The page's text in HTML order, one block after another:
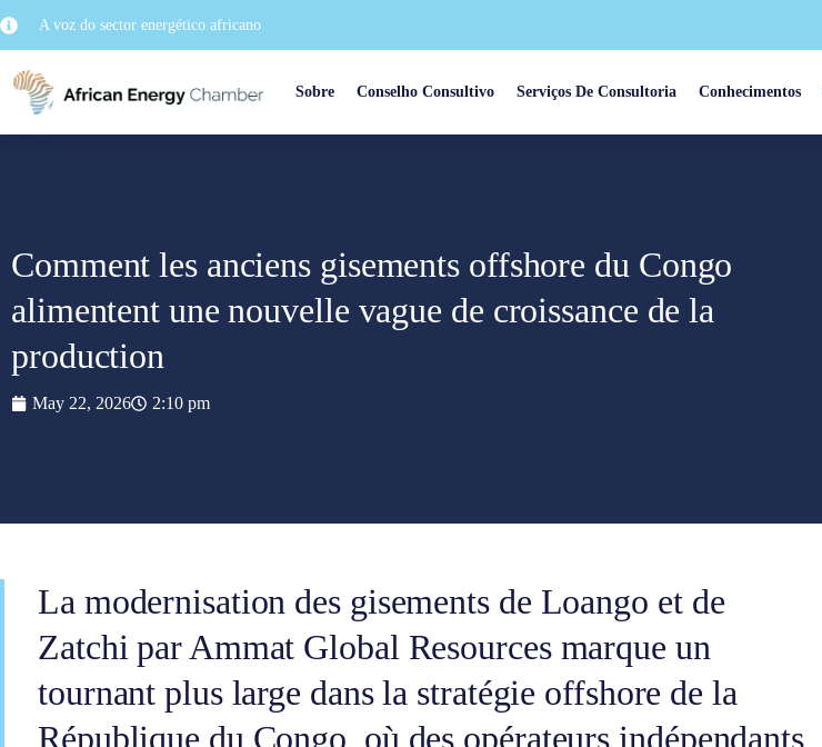
A voz do sector energético africano
Sobre Conselho Consultivo Serviços De Consultoria Conhecimentos
Comment les anciens gisements offshore du Congo
alimentent une nouvelle vague de croissance de la
production
May 22, 2026 2:10 pm
La modernisation des gisements de Loango et de
Zatchi par Ammat Global Resources marque un
tournant plus large dans la stratégie offshore de la
République du Congo, où des opérateurs indépendants